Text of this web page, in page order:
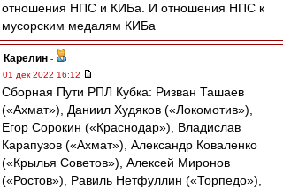
отношения НПС и КИБа. И отношения НПС к
мусорским медалям КИБа
Карелин -
01 дек 2022 16:12
Сборная Пути РПЛ Кубка: Ризван Ташаев
(«Ахмат»), Даниил Худяков («Локомотив»),
Егор Сорокин («Краснодар»), Владислав
Карапузов («Ахмат»), Александр Коваленко
(«Крылья Советов»), Алексей Миронов
(«Ростов»), Равиль Нетфуллин («Торпедо»),